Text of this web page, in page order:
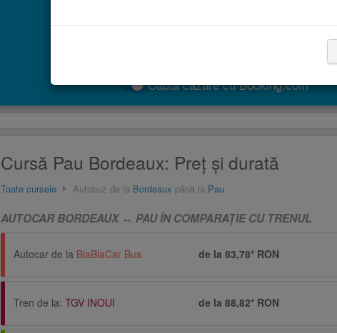
Caută cazare cu Booking.com
Cursă Pau Bordeaux: Preţ și durată
Toate cursele Autobuz de la Bordeaux până la Pau
AUTOCAR BORDEAUX ↔ PAU ÎN COMPARAŢIE CU TRENUL
Autocar de la BlaBlaCar Bus de la 83,78* RON
Tren de la: TGV INOUI de la 88,82* RON